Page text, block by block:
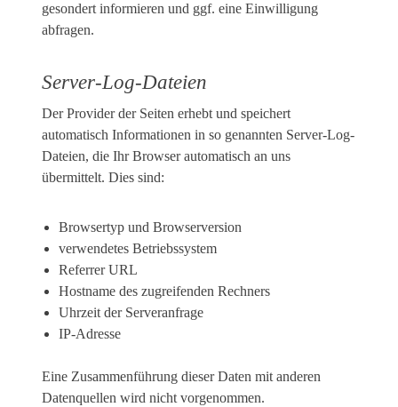
gesondert informieren und ggf. eine Einwilligung
abfragen.
Server-Log-Dateien
Der Provider der Seiten erhebt und speichert
automatisch Informationen in so genannten Server-Log-
Dateien, die Ihr Browser automatisch an uns
übermittelt. Dies sind:
Browsertyp und Browserversion
verwendetes Betriebssystem
Referrer URL
Hostname des zugreifenden Rechners
Uhrzeit der Serveranfrage
IP-Adresse
Eine Zusammenführung dieser Daten mit anderen
Datenquellen wird nicht vorgenommen.